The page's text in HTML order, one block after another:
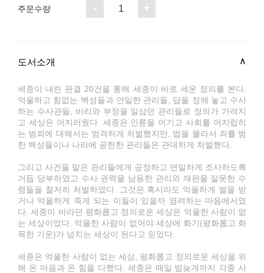
주문수량 - 1 +
도서소개
세종이 내린 판결 20건을 통해 세종이 바로 세운 정의를 본다.
억울하고 힘없는 백성들과 안일한 관리들, 답을 정해 놓고 수사
하는 수사관들, 비리와 부정을 일삼던 관리들로 정의가 가려지
고 세상은 어지러웠다. 세종은 인륜을 어기고 사회를 어지럽히
는 범죄에 대해서는 엄격하게 처벌했지만, 법을 몰라서 죄를 범
한 백성들이나 나라에 공헌한 관리들은 관대하게 처벌했다.
그리고 사건을 맡은 관리들에게 공정하고 면밀하게 조사하도록
거듭 당부하였고 수사 권력을 남용한 관리와 재판을 잘못한 수
령들을 철저히 처벌하였다. 그것은 혹시라도 억울하게 벌을 받
거나 억울하게 죽게 되는 이들이 있을까 염려하는 마음에서였
다. 세종이 바라던 평화롭고 정의로운 세상은 억울한 사람이 없
는 세상이었다. 억울한 사람이 없어야 세상에 화기(평화롭고 화
목한 기운)가 넘치는 세상이 된다고 믿었다.
세종은 억울한 사람이 없는 세상, 평화롭고 정의로운 세상을 위
해 온 마음과 온 힘을 다했다. 세종은 매일 밤늦게까지 각종 사